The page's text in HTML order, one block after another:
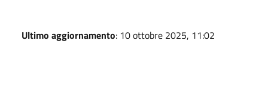
Ultimo aggiornamento: 10 ottobre 2025, 11:02